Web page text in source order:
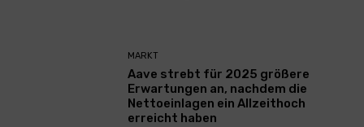
MARKT
Aave strebt für 2025 größere
Erwartungen an, nachdem die
Nettoeinlagen ein Allzeithoch
erreicht haben